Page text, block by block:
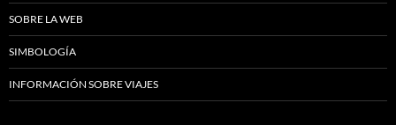
SOBRE LA WEB
SIMBOLOGÍA
INFORMACIÓN SOBRE VIAJES